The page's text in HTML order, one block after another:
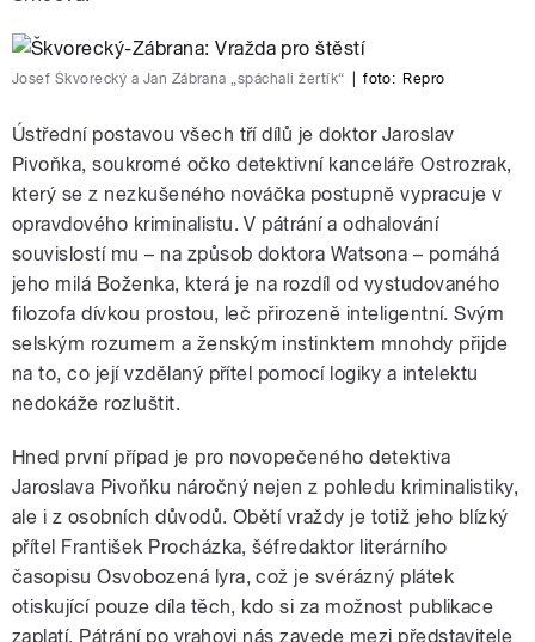
Josef Škvorecký a Jan Zábrana „spáchali žertík“ foto: Repro
Ústřední postavou všech tří dílů je doktor Jaroslav
Pivoňka, soukromé očko detektivní kanceláře Ostrozrak,
který se z nezkušeného nováčka postupně vypracuje v
opravdového kriminalistu. V pátrání a odhalování
souvislostí mu – na způsob doktora Watsona – pomáhá
jeho milá Boženka, která je na rozdíl od vystudovaného
filozofa dívkou prostou, leč přirozeně inteligentní. Svým
selským rozumem a ženským instinktem mnohdy přijde
na to, co její vzdělaný přítel pomocí logiky a intelektu
nedokáže rozluštit.
Hned první případ je pro novopečeného detektiva
Jaroslava Pivoňku náročný nejen z pohledu kriminalistiky,
ale i z osobních důvodů. Obětí vraždy je totiž jeho blízký
přítel František Procházka, šéfredaktor literárního
časopisu Osvobozená lyra, což je svérázný plátek
otiskující pouze díla těch, kdo si za možnost publikace
zaplatí. Pátrání po vrahovi nás zavede mezi představitele